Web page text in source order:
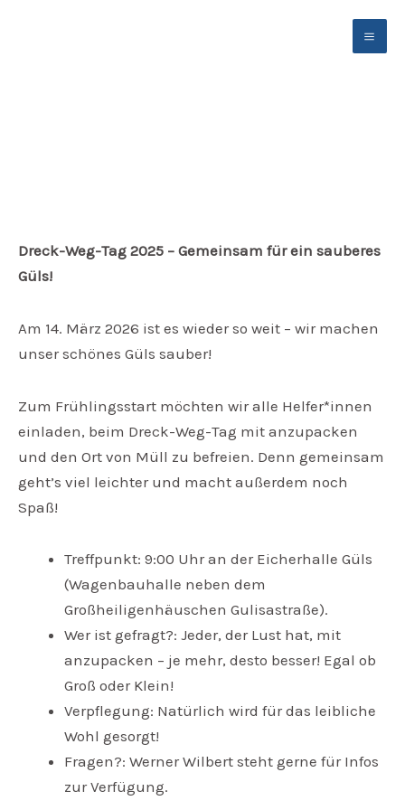
Dreck-Weg-Tag 2025 – Gemeinsam für ein sauberes
Güls!
Am 14. März 2026 ist es wieder so weit – wir machen
unser schönes Güls sauber!
Zum Frühlingsstart möchten wir alle Helfer*innen
einladen, beim Dreck-Weg-Tag mit anzupacken
und den Ort von Müll zu befreien. Denn gemeinsam
geht’s viel leichter und macht außerdem noch
Spaß!
Treffpunkt: 9:00 Uhr an der Eicherhalle Güls
(Wagenbauhalle neben dem
Großheiligenhäuschen Gulisastraße).
Wer ist gefragt?: Jeder, der Lust hat, mit
anzupacken – je mehr, desto besser! Egal ob
Groß oder Klein!
Verpflegung: Natürlich wird für das leibliche
Wohl gesorgt!
Fragen?: Werner Wilbert steht gerne für Infos
zur Verfügung.